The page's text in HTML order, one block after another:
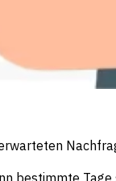
bestimmte